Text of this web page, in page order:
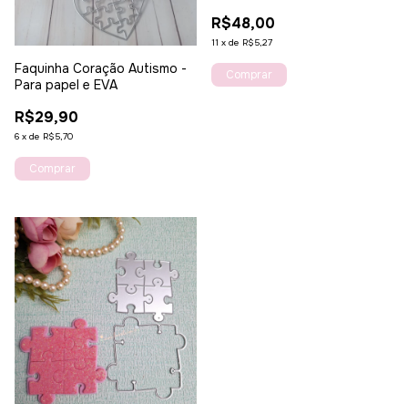
Faquinha Coração Autismo -
Para papel e EVA
R$29,90
6 x de R$5,70
R$48,00
11 x de R$5,27